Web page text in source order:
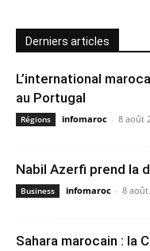
Derniers articles
L’international
au Portugal
Régions infomaroc - 8 août
Nabil Azerfi prend la
Business infomaroc - 8 août
Sahara marocain : la